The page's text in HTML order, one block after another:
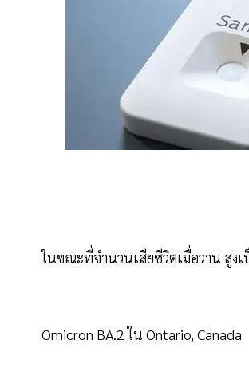
ในขณะที่จำนวนเสียชีวิตเมื่อวาน สูง
Omicron BA.2 ใน Ontario, Canada